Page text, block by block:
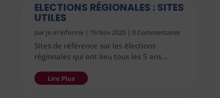
ELECTIONS RÉGIONALES : SITES
UTILES
par Je m'informe| 19 Nov 2025| 0 Commentaires
Sites de référence sur les élections
régionales qui ont lieu tous les 5 ans…
Lire Plus